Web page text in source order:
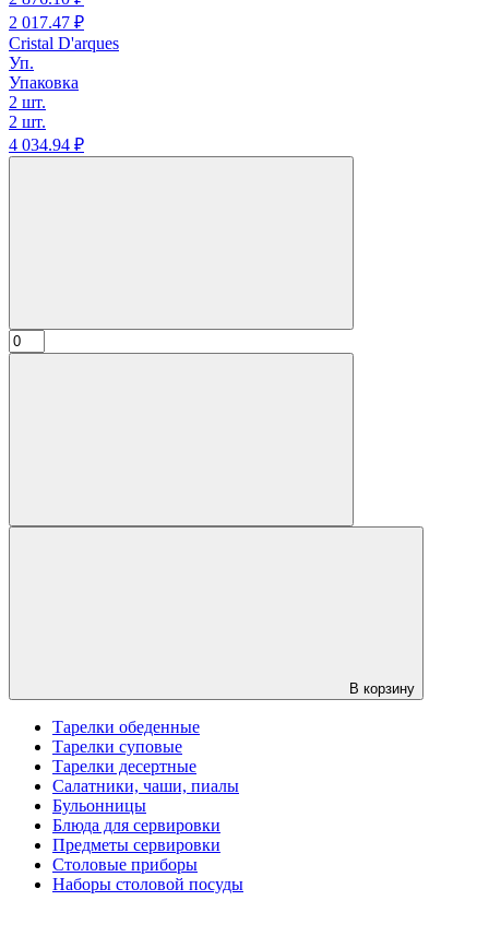
2 017.47 ₽
Cristal D'arques
Уп.
Упаковка
2 шт.
2 шт.
4 034.94 ₽
В корзину
Тарелки обеденные
Тарелки суповые
Тарелки десертные
Салатники, чаши, пиалы
Бульонницы
Блюда для сервировки
Предметы сервировки
Столовые приборы
Наборы столовой посуды